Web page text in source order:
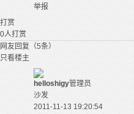
举报
打赏
0人打赏
网友回复（5条）
只看楼主
helloshigy管理员
沙发
2011-11-13 19:20:54